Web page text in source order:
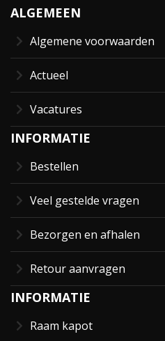
ALGEMEEN
Algemene voorwaarden
Actueel
Vacatures
INFORMATIE
Bestellen
Veel gestelde vragen
Bezorgen en afhalen
Retour aanvragen
INFORMATIE
Raam kapot